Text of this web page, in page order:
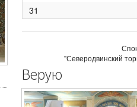
31
"Северодвинский
Верую